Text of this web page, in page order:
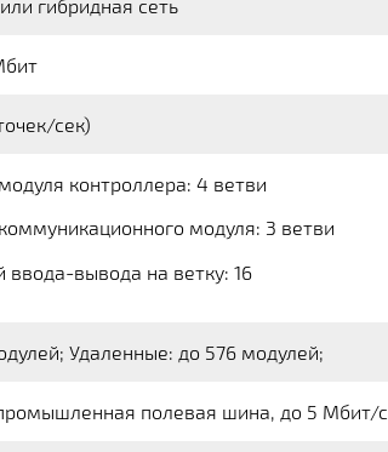
гибридная сеть
сек)
контроллера: 4 ветви
модуля: 3 ветви
ввода-вывода на ветку: 16
Удаленные: до 576 модулей;
полевая шина, до 5 Мбит/с